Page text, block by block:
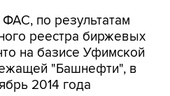
по результатам
реестра биржевых
на базисе Уфимской
"Башнефти", в
2014 года